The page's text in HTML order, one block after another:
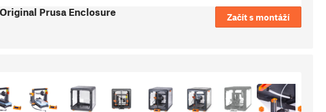
Prusa Enclosure Začít s montáží